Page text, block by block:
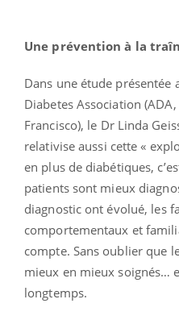
Une prévention à la
Dans une étude présentée
Diabetes Association
Francisco), le Dr Linda
relativise aussi cette «
en plus de diabétiques,
patients sont mieux
diagnostic ont évolué, les
comportementaux et
compte. Sans oublier que
mieux en mieux soignés…
longtemps.